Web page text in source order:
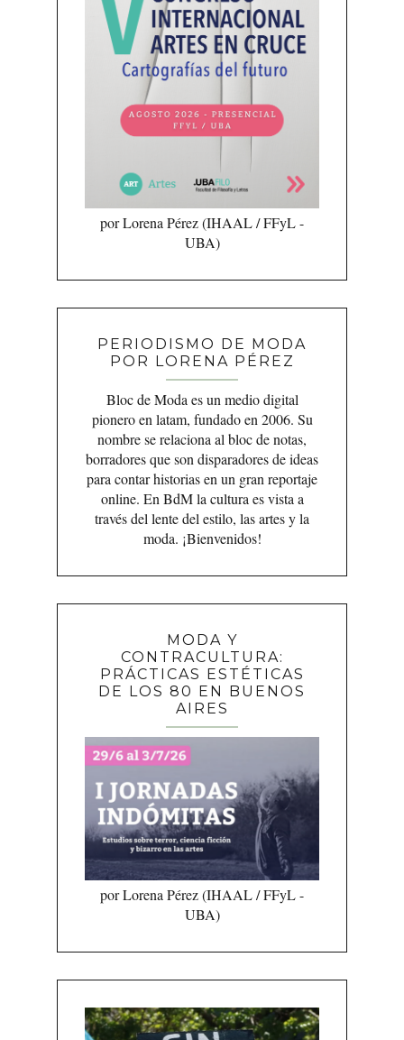
por Lorena Pérez (IHAAL / FFyL -
UBA)
PERIODISMO DE MODA
POR LORENA PÉREZ
Bloc de Moda es un medio digital
pionero en latam, fundado en 2006. Su
nombre se relaciona al bloc de notas,
borradores que son disparadores de ideas
para contar historias en un gran reportaje
online. En BdM la cultura es vista a
través del lente del estilo, las artes y la
moda. ¡Bienvenidos!
MODA Y
CONTRACULTURA:
PRÁCTICAS ESTÉTICAS
DE LOS 80 EN BUENOS
AIRES
por Lorena Pérez (IHAAL / FFyL -
UBA)